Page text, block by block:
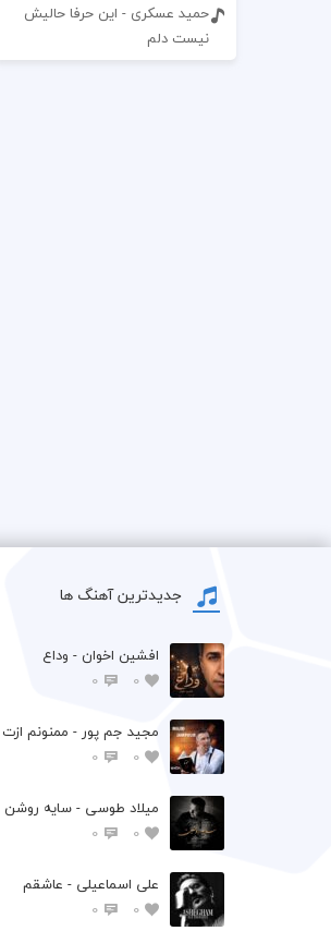
حمید عسکری - این حرفا حالیش
نیست دلم
جدیدترین آهنگ ها
افشين اخوان - وداع
0
0
مجید جم پور - ممنونم ازت
0
0
میلاد طوسی - سایه روشن
0
0
علی اسماعیلی - عاشقم
0
0